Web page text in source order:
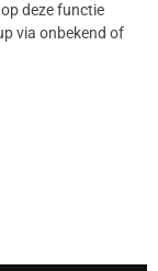
deze functie
via onbekend of